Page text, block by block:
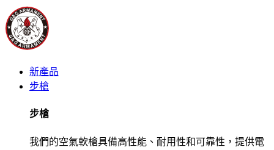
新產品
步槍
步槍
我們的空氣軟槍具備高性能、耐用性和可靠性，提供電